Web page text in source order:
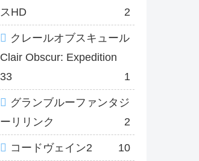
スHD
2
クレールオブスキュール
Clair Obscur: Expedition
33
1
グランブルーファンタジ
ーリリンク
2
コードヴェイン2 10